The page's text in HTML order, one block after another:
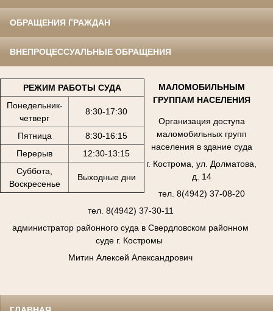
ОБРАЩЕНИЯ ГРАЖДАН
ВНЕПРОЦЕССУАЛЬНЫЕ ОБРАЩЕНИЯ
РЕЖИМ РАБОТЫ СУДА
Понедельник-
четверг
8:30-17:30
Пятница
8:30-16:15
Перерыв
12:30-13:15
Суббота,
Воскресенье
Выходные дни
МАЛОМОБИЛЬНЫМ
ГРУППАМ НАСЕЛЕНИЯ
Организация доступа
маломобильных групп
населения в здание суда
г. Кострома, ул. Долматова,
д. 14
тел. 8(4942) 37-08-20
тел. 8(4942) 37-30-11
администратор районного суда в Свердловском районном
суде г. Костромы
Митин Алексей Александрович